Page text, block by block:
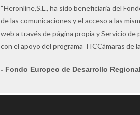
“Heronline,S.L., ha sido beneficiaria del
de las comunicaciones y el acceso a las
web a través de página propia y Servicio
con el apoyo del programa TICCámaras de
- Fondo Europeo de Desarrollo